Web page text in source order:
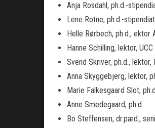
Anja Rosdahl, ph.d.-
Lene Rotne, ph.d.-
Helle Rørbech, ph.d., ektor
Hanne Schilling, lektor, UCC
Svend Skriver, ph.d.,
Anna Skyggebjerg, lektor,
Marie Falkesgaard Slot,
Anne Smedegaard, ph.d.
Bo Steffensen, dr.pæd.,